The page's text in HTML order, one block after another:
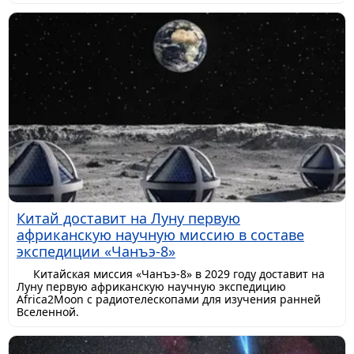
Китай доставит на Луну первую
африканскую научную миссию в составе
экспедиции «Чанъэ-8»
Китайская миссия «Чанъэ-8» в 2029 году доставит на
Луну первую африканскую научную экспедицию
Africa2Moon с радиотелескопами для изучения ранней
Вселенной.